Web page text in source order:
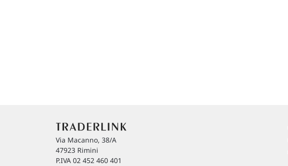
Via Macanno, 38/A
47923 Rimini
P.IVA 02 452 460 401